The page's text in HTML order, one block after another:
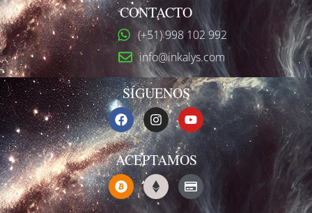
CONTACTO
(+51) 998 102 992
info@inkalys.com
SÍGUENOS
ACEPTAMOS